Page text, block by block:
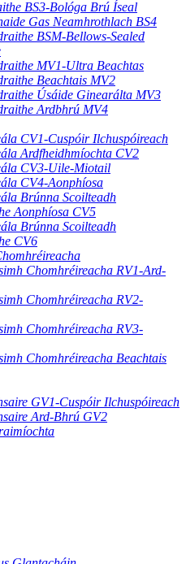
BS3-Bológa Brú Íseal
Gas Neamhrothlach BS4
BSM-Bellows-Sealed
MV1-Ultra Beachtas
Beachtais MV2
Úsáide Ginearálta MV3
Ardbhrú MV4
CV1-Cuspóir Ilchuspóireach
Ardfheidhmíochta CV2
CV3-Uile-Miotail
CV4-Aonphíosa
Brúnna Scoilteadh
Aonphíosa CV5
Brúnna Scoilteadh
CV6
Chomhréireacha RV1-Ard-
Chomhréireacha RV2-
Chomhréireacha RV3-
Chomhréireacha Beachtais
GV1-Cuspóir Ilchuspóireach
Ard-Bhrú GV2